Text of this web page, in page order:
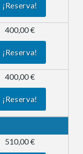
¡Reserva!
400,00 €
¡Reserva!
400,00 €
¡Reserva!
510,00 €